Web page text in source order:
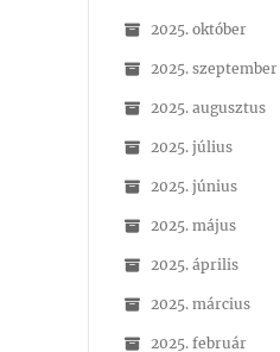
2025. október
2025. szeptember
2025. augusztus
2025. július
2025. június
2025. május
2025. április
2025. március
2025. február